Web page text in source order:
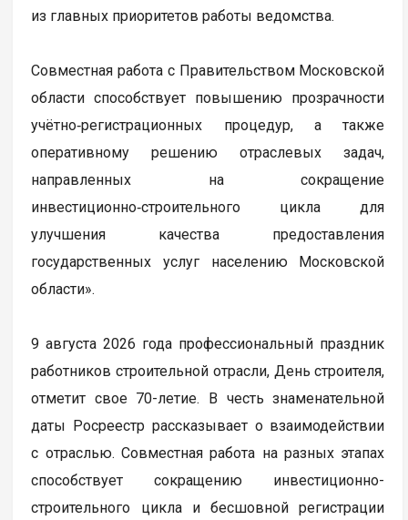
из главных приоритетов работы ведомства.
Совместная работа с Правительством Московской
области способствует повышению прозрачности
учётно‑регистрационных процедур, а также
оперативному решению отраслевых задач,
направленных на сокращение
инвестиционно‑строительного цикла для
улучшения качества предоставления
государственных услуг населению Московской
области».
9 августа 2026 года профессиональный праздник
работников строительной отрасли, День строителя,
отметит свое 70-летие. В честь знаменательной
даты Росреестр рассказывает о взаимодействии
с отраслью. Совместная работа на разных этапах
способствует сокращению инвестиционно-
строительного цикла и бесшовной регистрации